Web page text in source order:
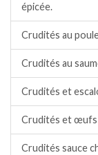
épicée.
Crudités au
Crudités au
Crudités et
Crudités et œufs
Crudités sauce